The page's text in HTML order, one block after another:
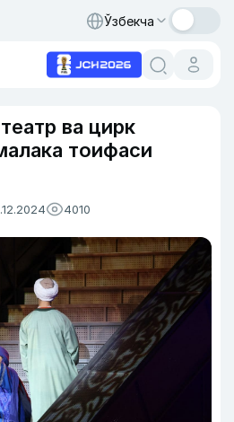
Ўзбекча
ва цирк
тоифаси
4010